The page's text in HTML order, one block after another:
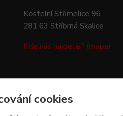
Kostelní Střimelice 96
281 63 Stříbrná Skalice
Kde nás najdete? (mapa)
cookies